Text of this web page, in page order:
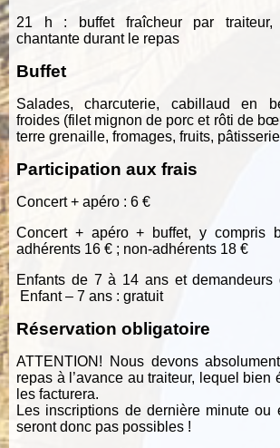
21 h : buffet fraîcheur par traiteur,
chantante durant le repas
Buffet
Salades, charcuterie, cabillaud en
froides (filet mignon de porc et rôti de
terre grenaille, fromages, fruits,
Participation aux frais
Concert + apéro : 6 €
Concert + apéro + buffet, y compris
adhérents 16 € ; non-adhérents 18 €
Enfants de 7 à 14 ans et
Enfant – 7 ans : gratuit
Réservation obligatoire
ATTENTION! Nous devons
repas à l’avance au traiteur, lequel bien
les facturera.
Les inscriptions de dernière minute ou
seront donc pas possibles !